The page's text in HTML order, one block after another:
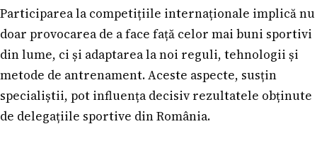
Participarea la competițiile internaționale implică nu
doar provocarea de a face față celor mai buni sportivi
din lume, ci și adaptarea la noi reguli, tehnologii și
metode de antrenament. Aceste aspecte, susțin
specialiștii, pot influența decisiv rezultatele obținute
de delegațiile sportive din România.